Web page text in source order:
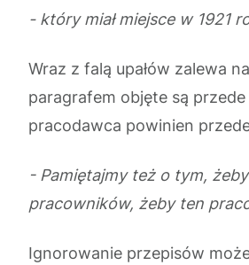
- który miał miejsce w 1921
Wraz z falą upałów zalewa
paragrafem objęte są
pracodawca powinien
- Pamiętajmy też o tym,
pracowników, żeby ten
Ignorowanie przepisów